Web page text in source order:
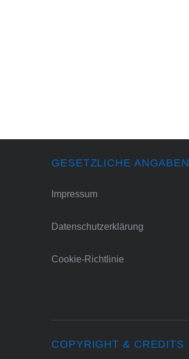
GESETZLICHE ANGABEN
Impressum
Datenschutzerklärung
Cookie-Richtlinie
COPYRIGHT & CREDITS